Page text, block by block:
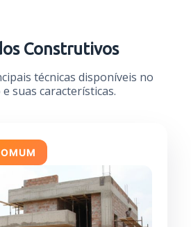
Construtivos
técnicas disponíveis no
suas características.